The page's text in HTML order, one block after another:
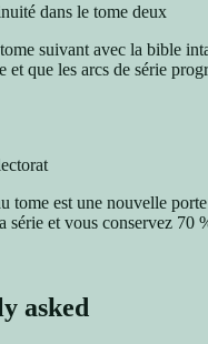
dans le tome deux
suivant avec la bible
et que les arcs de série
tome est une nouvelle
série et vous conservez 70
asked